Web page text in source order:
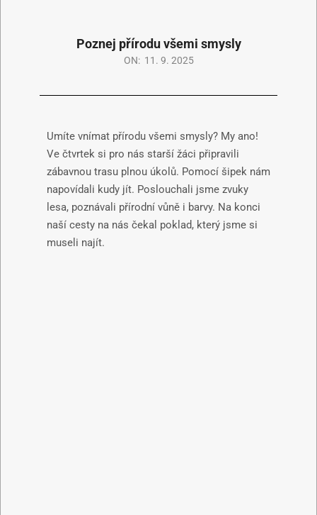
Poznej přírodu všemi smysly
ON: 11. 9. 2025
Umíte vnímat přírodu všemi smysly? My ano!
Ve čtvrtek si pro nás starší žáci připravili
zábavnou trasu plnou úkolů. Pomocí šipek nám
napovídali kudy jít. Poslouchali jsme zvuky
lesa, poznávali přírodní vůně i barvy. Na konci
naší cesty na nás čekal poklad, který jsme si
museli najít.